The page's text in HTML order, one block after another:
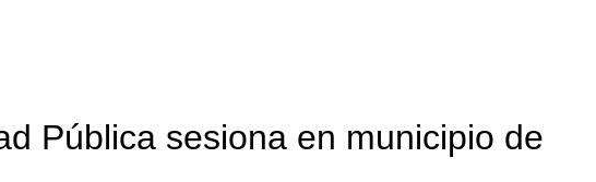
Pública sesiona en municipio de